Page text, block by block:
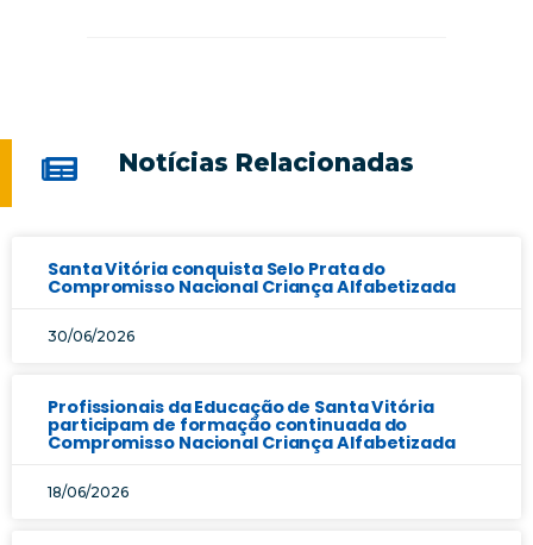
Notícias Relacionadas
Santa Vitória conquista Selo Prata do
Compromisso Nacional Criança Alfabetizada
30/06/2026
Profissionais da Educação de Santa Vitória
participam de formação continuada do
Compromisso Nacional Criança Alfabetizada
18/06/2026